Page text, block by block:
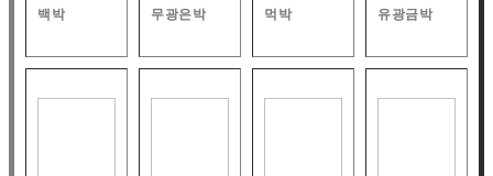
백박 무광은박 먹박 유광금박